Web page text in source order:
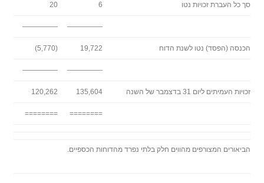
20 6 סך כל העברת זכויות נטו
————— —————
(5,770) 19,722 הכנסה (הפסד) נטו לשנת הדוח
————— —————
120,262 135,604 זכויות העמיתים ליום 31 בדצמבר של השנה
======== ========
הביאורים המצורפים מהווים חלק בלתי נפרד מהדוחות הכספיים.